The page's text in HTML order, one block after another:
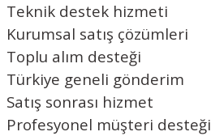
Teknik destek hizmeti
Kurumsal satış çözümleri
Toplu alım desteği
Türkiye geneli gönderim
Satış sonrası hizmet
Profesyonel müşteri desteği